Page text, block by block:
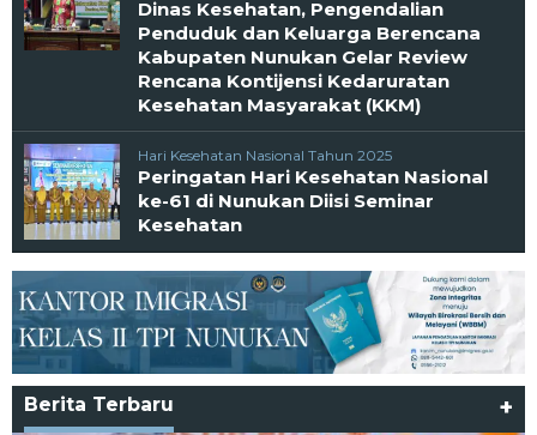
Dinas Kesehatan, Pengendalian
Penduduk dan Keluarga Berencana
Kabupaten Nunukan Gelar Review
Rencana Kontijensi Kedaruratan
Kesehatan Masyarakat (KKM)
Hari Kesehatan Nasional Tahun 2025
Peringatan Hari Kesehatan Nasional
ke-61 di Nunukan Diisi Seminar
Kesehatan
Berita Terbaru +